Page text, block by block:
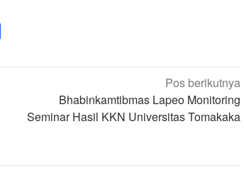
Pos berikutnya
Bhabinkamtibmas Lapeo Monitoring
Seminar Hasil KKN Universitas Tomakaka